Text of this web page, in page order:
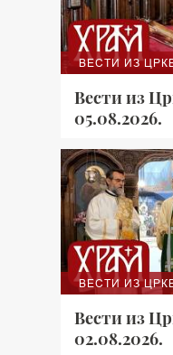
ВЕСТИ ИЗ
Вести из
05.08.2026.
ВЕСТИ ИЗ
Вести из
02.08.2026.